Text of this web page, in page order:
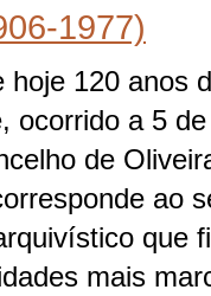
1977)
hoje 120 anos
ocorrido a 5
de
ao
que
mais